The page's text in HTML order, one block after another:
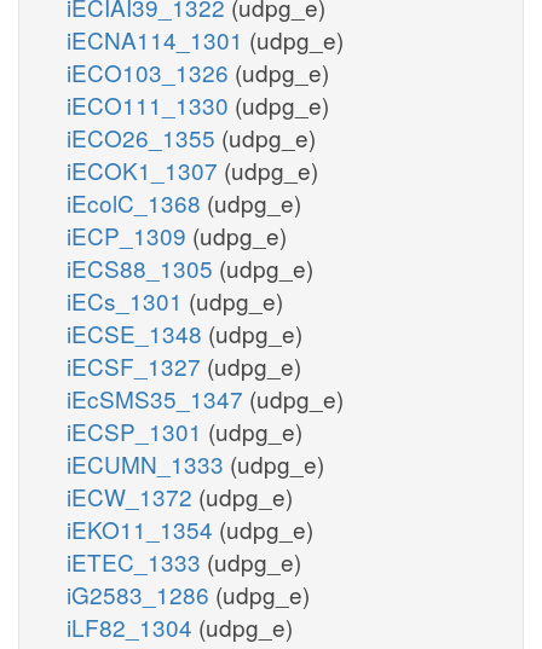
iECNA114_1301 (udpg_e)
iECO103_1326 (udpg_e)
iECO111_1330 (udpg_e)
iECO26_1355 (udpg_e)
iECOK1_1307 (udpg_e)
iEcolC_1368 (udpg_e)
iECP_1309 (udpg_e)
iECS88_1305 (udpg_e)
iECs_1301 (udpg_e)
iECSE_1348 (udpg_e)
iECSF_1327 (udpg_e)
iEcSMS35_1347 (udpg_e)
iECSP_1301 (udpg_e)
iECUMN_1333 (udpg_e)
iECW_1372 (udpg_e)
iEKO11_1354 (udpg_e)
iETEC_1333 (udpg_e)
iG2583_1286 (udpg_e)
iLF82_1304 (udpg_e)